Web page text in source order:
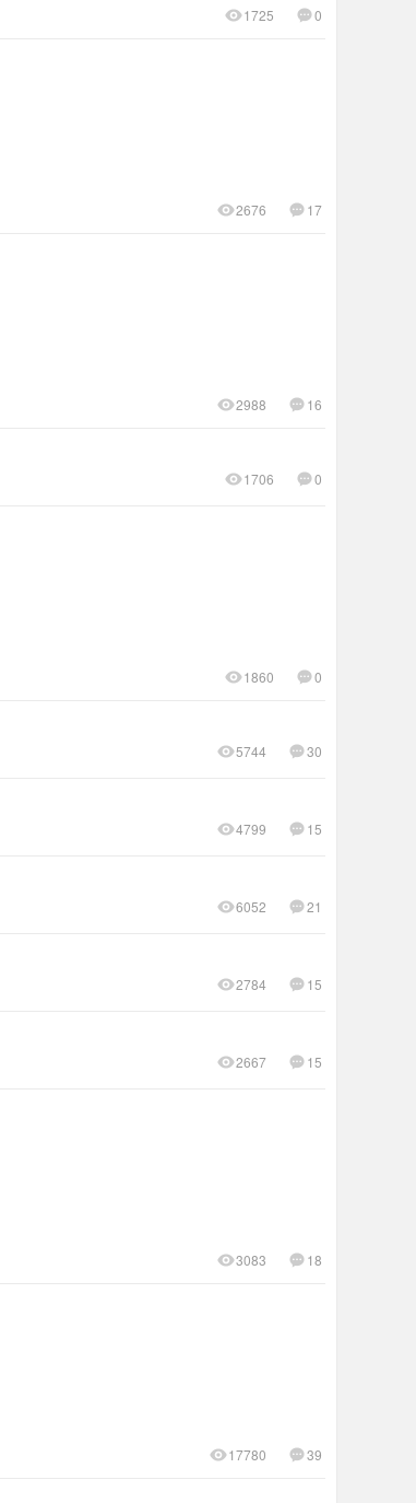
0
1725
17
2676
16
2988
0
1706
0
1860
30
5744
15
4799
21
6052
15
2784
15
2667
18
3083
39
17780